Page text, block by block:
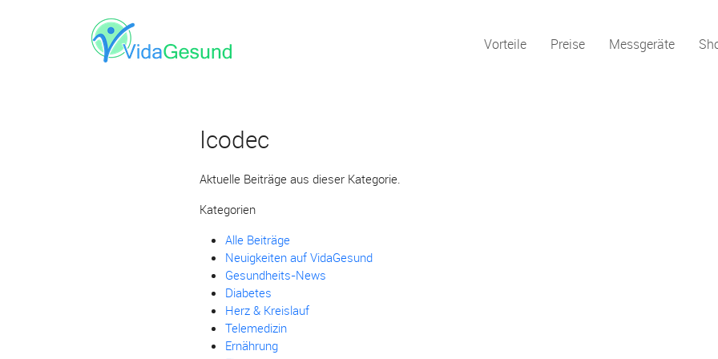
Vorteile Preise Messgeräte
Icodec
Aktuelle Beiträge aus dieser Kategorie.
Kategorien
Alle Beiträge
Neuigkeiten auf VidaGesund
Gesundheits-News
Diabetes
Herz & Kreislauf
Telemedizin
Ernährung